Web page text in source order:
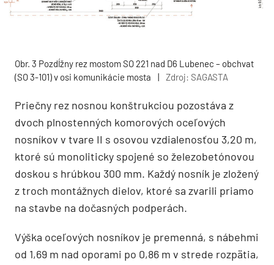
Obr. 3 Pozdĺžny rez mostom SO 221 nad D6 Lubenec – obchvat
(SO 3-101) v osi komunikácie mosta
| Zdroj: SAGASTA
Priečny rez nosnou konštrukciou pozostáva z
dvoch plnostenných komorových oceľových
nosníkov v tvare II s osovou vzdialenosťou 3,20 m,
ktoré sú monoliticky spojené so železobetónovou
doskou s hrúbkou 300 mm. Každý nosník je zložený
z troch montážnych dielov, ktoré sa zvarili priamo
na stavbe na dočasných podperách.
Výška oceľových nosníkov je premenná, s nábehmi
od 1,69 m nad oporami po 0,86 m v strede rozpätia,